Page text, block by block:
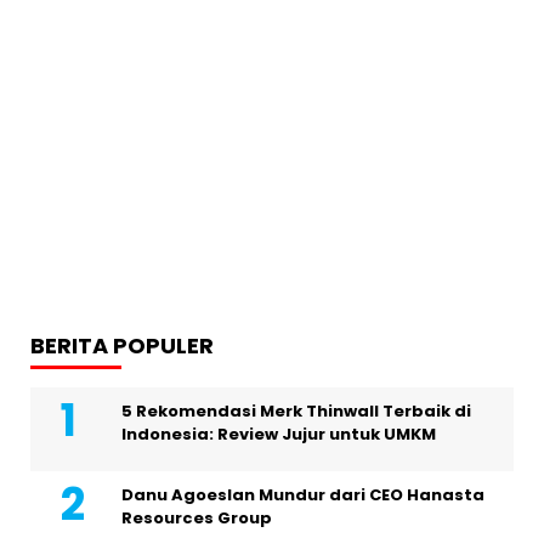
BERITA POPULER
5 Rekomendasi Merk Thinwall Terbaik di
Indonesia: Review Jujur untuk UMKM
Danu Agoeslan Mundur dari CEO Hanasta
Resources Group